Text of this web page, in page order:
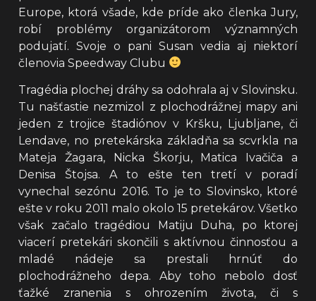
Europe, ktorá všade, kde príde ako členka Jury,
robí problémy organizátorom významných
podujatí. Svoje o pani Susan vedia aj niektorí
členovia Speedway Clubu
Tragédia plochej dráhy sa odohrala aj v Slovinsku.
Tu našťastie nezmizol z plochodrážnej mapy ani
jeden z trojice štadiónov v Kršku, Ljubljane, či
Lendave, no pretekárska základňa sa scvrkla na
Mateja Žagara, Nicka Škorju, Matica Ivačiča a
Denisa Štojsa. A to ešte ten tretí v poradí
vynechal sezónu 2016. To je to Slovinsko, ktoré
ešte v roku 2011 malo okolo 15 pretekárov. Všetko
však začalo tragédiou Matiju Duha, po ktorej
viacerí pretekári skončili s aktívnou činnosťou a
mladé nádeje sa prestali hrnúť do
plochodrážneho depa. Aby toho nebolo dosť
ťažké zranenia s ohrozením života, či s